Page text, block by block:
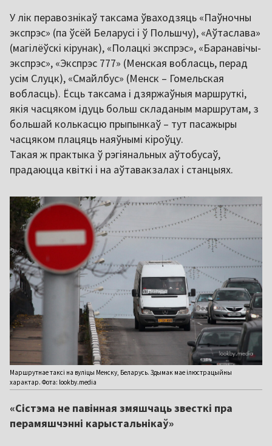
У лік перавознікаў таксама ўваходзяць «Паўночны
экспрэс» (па ўсёй Беларусі і ў Польшчу), «Аўтаслава»
(магілёўскі кірунак), «Полацкі экспрэс», «Баранавічы-
экспрэс», «Экспрэс 777» (Менская вобласць, перад
усім Слуцк), «Смайлбус» (Менск – Гомельская
вобласць). Ёсць таксама і дзяржаўныя маршруткі,
якія часцяком ідуць больш складаным маршрутам, з
большай колькасцю прыпынкаў – тут пасажыры
часцяком плацяць наяўнымі кіроўцу.
Такая ж практыка ў рэгіянальных аўтобусаў,
прадаюцца квіткі і на аўтавакзалах і станцыях.
Маршрутнае таксі на вуліцы Менску, Беларусь. Здымак мае ілюстрацыйны
характар. Фота: lookby.media
«Сістэма не павінная змяшчаць звесткі пра
перамяшчэнні карыстальнікаў»